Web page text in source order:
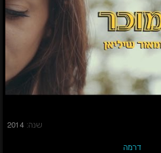
שנה: 2014
דרמה